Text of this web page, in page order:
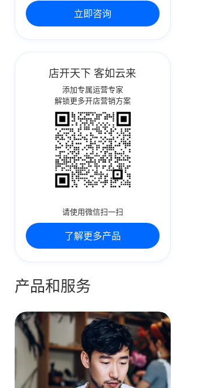
立即咨询
店开天下 客如云来
添加专属运营专家
解锁更多开店营销方案
请使用微信扫一扫
了解更多产品
产品和服务